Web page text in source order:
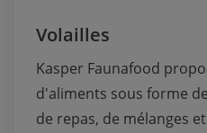
Volailles
Kasper Faunafood
d'aliments sous forme
de repas, de mélanges